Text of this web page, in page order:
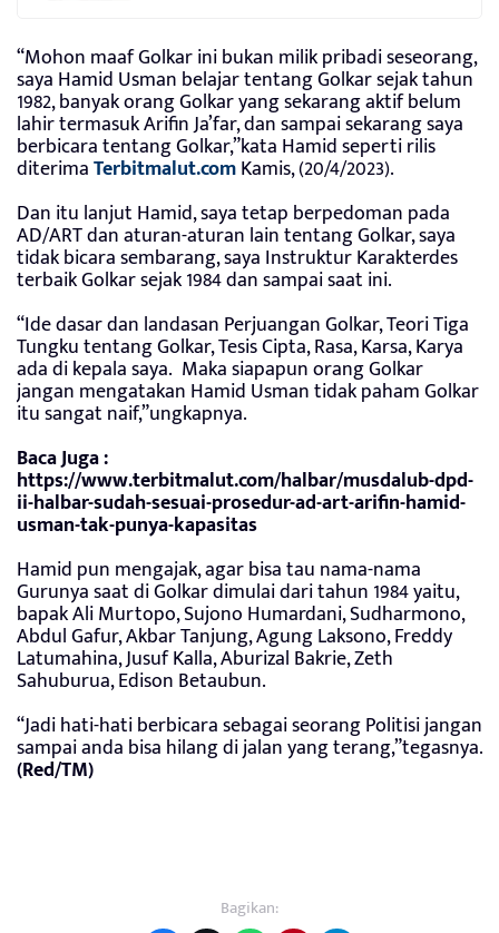
“Mohon maaf Golkar ini bukan milik pribadi seseorang,
saya Hamid Usman belajar tentang Golkar sejak tahun
1982, banyak orang Golkar yang sekarang aktif belum
lahir termasuk Arifin Ja’far, dan sampai sekarang saya
berbicara tentang Golkar,”kata Hamid seperti rilis
diterimaTerbitmalut.comKamis, (20/4/2023).
Dan itu lanjut Hamid, saya tetap berpedoman pada
AD/ART dan aturan-aturan lain tentang Golkar, saya
tidak bicara sembarang, saya Instruktur Karakterdes
terbaik Golkar sejak 1984 dan sampai saat ini.
“Ide dasar dan landasan Perjuangan Golkar, Teori Tiga
Tungku tentang Golkar, Tesis Cipta, Rasa, Karsa, Karya
ada di kepala saya. Maka siapapun orang Golkar
jangan mengatakan Hamid Usman tidak paham Golkar
itu sangat naif,”ungkapnya.
Baca Juga :
https://www.terbitmalut.com/halbar/musdalub-dpd-
ii-halbar-sudah-sesuai-prosedur-ad-art-arifin-hamid-
usman-tak-punya-kapasitas
Hamid pun mengajak, agar bisa tau nama-nama
Gurunya saat di Golkar dimulai dari tahun 1984 yaitu,
bapak Ali Murtopo, Sujono Humardani, Sudharmono,
Abdul Gafur, Akbar Tanjung, Agung Laksono, Freddy
Latumahina, Jusuf Kalla, Aburizal Bakrie, Zeth
Sahuburua, Edison Betaubun.
“Jadi hati-hati berbicara sebagai seorang Politisi jangan
sampai anda bisa hilang di jalan yang terang,”tegasnya.
(Red/TM)
Bagikan: